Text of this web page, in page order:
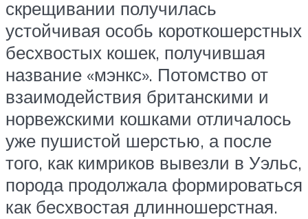
скрещивании получилась
устойчивая особь короткошерстных
бесхвостых кошек, получившая
название «мэнкс». Потомство от
взаимодействия британскими и
норвежскими кошками отличалось
уже пушистой шерстью, а после
того, как кимриков вывезли в Уэльс,
порода продолжала формироваться
как бесхвостая длинношерстная.